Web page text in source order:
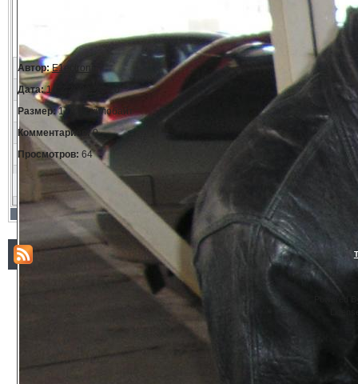
Автор: E1ectronic
Дата:14.2.2009, 22:20
Размер:178.57 килобайт
Комментариев:0
Просмотров: 64